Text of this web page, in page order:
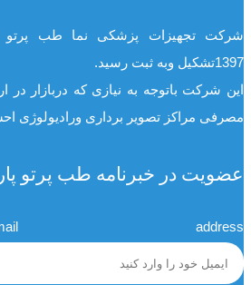
شرکت تجهیزات پزشکی نما طب پرتو
1397تشکیل وبه ثبت رسید.
این شرکت باتوجه به نیازی که دربازار در
مصرفی مراکز تصویر برداری ورادیولوژی
عضویت در خبرنامه طب پرتو
address: